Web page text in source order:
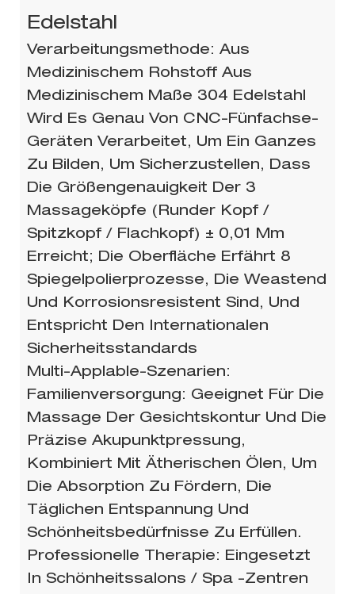
Edelstahl
Verarbeitungsmethode: Aus
Medizinischem Rohstoff Aus
Medizinischem Maße 304 Edelstahl
Wird Es Genau Von CNC-Fünfachse-
Geräten Verarbeitet, Um Ein Ganzes
Zu Bilden, Um Sicherzustellen, Dass
Die Größengenauigkeit Der 3
Massageköpfe (runder Kopf /
Spitzkopf / Flachkopf) ± 0,01 Mm
Erreicht; Die Oberfläche Erfährt 8
Spiegelpolierprozesse, Die Weastend
Und Korrosionsresistent Sind, Und
Entspricht Den Internationalen
Sicherheitsstandards
Multi-Applable-Szenarien:
Familienversorgung: Geeignet Für Die
Massage Der Gesichtskontur Und Die
Präzise Akupunktpressung,
Kombiniert Mit Ätherischen Ölen, Um
Die Absorption Zu Fördern, Die
Täglichen Entspannung Und
Schönheitsbedürfnisse Zu Erfüllen.
Professionelle Therapie: Eingesetzt
In Schönheitssalons / Spa -Zentren